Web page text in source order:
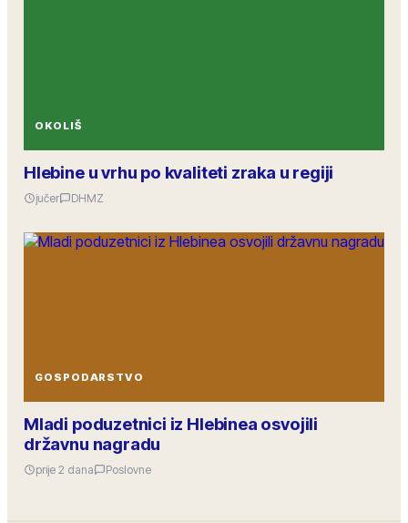
OKOLIŠ
Hlebine u vrhu po kvaliteti zraka u regiji
jučer DHMZ
GOSPODARSTVO
Mladi poduzetnici iz Hlebinea osvojili
državnu nagradu
prije 2 dana Poslovne